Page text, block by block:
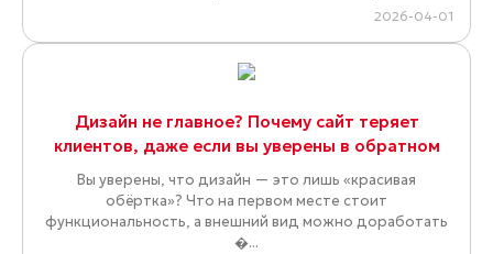
2026-04-01
Дизайн не главное? Почему сайт теряет
клиентов, даже если вы уверены в обратном
Вы уверены, что дизайн — это лишь «красивая
обёртка»? Что на первом месте стоит
функциональность, а внешний вид можно доработать
�...